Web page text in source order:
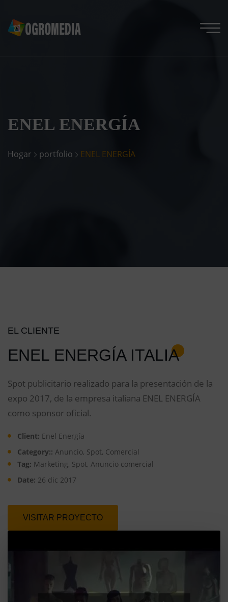
ENEL ENERGÍA
Hogar portfolio ENEL ENERGÍA
EL CLIENTE
ENEL ENERGÍA ITALIA
Spot publicitario realizado para la presentación de la
expo 2017, de la empresa italiana ENEL ENERGÍA
como sponsor oficial.
Client: Enel Energía
Category:: Anuncio, Spot, Comercial
Tag: Marketing, Spot, Anuncio comercial
Date: 26 dic 2017
VISITAR PROYECTO